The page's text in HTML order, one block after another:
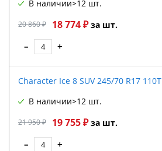
20 860 ₽ 18 774 ₽за шт.
В наличии>12 шт.
– +
Character Ice 8 SUV 245/70 R17 110T
21 950 ₽ 19 755 ₽за шт.
В наличии>12 шт.
– +